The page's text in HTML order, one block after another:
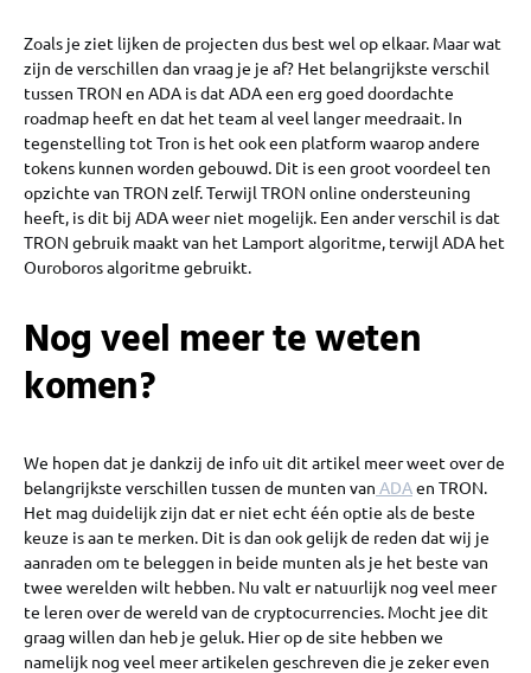
Zoals je ziet lijken de projecten dus best wel op elkaar. Maar wat
zijn de verschillen dan vraag je je af? Het belangrijkste verschil
tussen TRON en ADA is dat ADA een erg goed doordachte
roadmap heeft en dat het team al veel langer meedraait. In
tegenstelling tot Tron is het ook een platform waarop andere
tokens kunnen worden gebouwd. Dit is een groot voordeel ten
opzichte van TRON zelf. Terwijl TRON online ondersteuning
heeft, is dit bij ADA weer niet mogelijk. Een ander verschil is dat
TRON gebruik maakt van het Lamport algoritme, terwijl ADA het
Ouroboros algoritme gebruikt.
Nog veel meer te weten
komen?
We hopen dat je dankzij de info uit dit artikel meer weet over de
belangrijkste verschillen tussen de munten van ADAen TRON.
Het mag duidelijk zijn dat er niet echt één optie als de beste
keuze is aan te merken. Dit is dan ook gelijk de reden dat wij je
aanraden om te beleggen in beide munten als je het beste van
twee werelden wilt hebben. Nu valt er natuurlijk nog veel meer
te leren over de wereld van de cryptocurrencies. Mocht jee dit
graag willen dan heb je geluk. Hier op de site hebben we
namelijk nog veel meer artikelen geschreven die je zeker even